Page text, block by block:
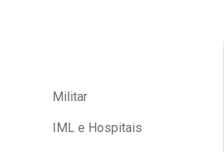
Militar
IML e Hospitais